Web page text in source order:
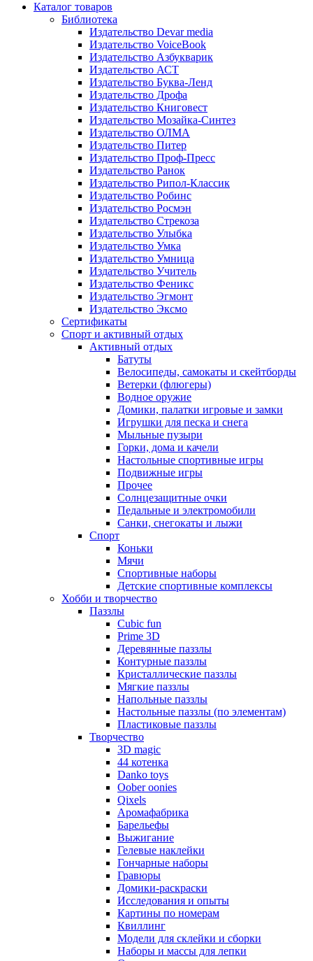
Каталог товаров
Библиотека
Издательство Devar media
Издательство VoiceBook
Издательство Азбукварик
Издательство АСТ
Издательство Буква-Ленд
Издательство Дрофа
Издательство Книговест
Издательство Мозайка-Синтез
Издательство ОЛМА
Издательство Питер
Издательство Проф-Пресс
Издательство Ранок
Издательство Рипол-Классик
Издательство Робинс
Издательство Росмэн
Издательство Стрекоза
Издательство Улыбка
Издательство Умка
Издательство Умница
Издательство Учитель
Издательство Феникс
Издательство Эгмонт
Издательство Эксмо
Сертификаты
Спорт и активный отдых
Активный отдых
Батуты
Велосипеды, самокаты и скейтборды
Ветерки (флюгеры)
Водное оружие
Домики, палатки игровые и замки
Игрушки для песка и снега
Мыльные пузыри
Горки, дома и качели
Настольные спортивные игры
Подвижные игры
Прочее
Солнцезащитные очки
Педальные и электромобили
Санки, снегокаты и лыжи
Спорт
Коньки
Мячи
Спортивные наборы
Детские спортивные комплексы
Хобби и творчество
Паззлы
Cubic fun
Prime 3D
Деревянные паззлы
Контурные паззлы
Кристаллические паззлы
Мягкие паззлы
Напольные паззлы
Настольные паззлы (по элементам)
Пластиковые паззлы
Творчество
3D magic
44 котенка
Danko toys
Oober oonies
Qixels
Аромафабрика
Барельефы
Выжигание
Гелевые наклейки
Гончарные наборы
Гравюры
Домики-раскраски
Исследования и опыты
Картины по номерам
Квиллинг
Модели для склейки и сборки
Наборы и массы для лепки